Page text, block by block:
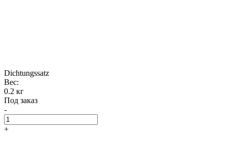
Dichtungssatz
Вес:
0.2 кг
Под заказ
-
+